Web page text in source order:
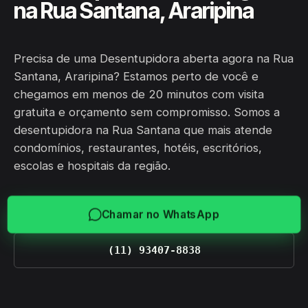
na Rua Santana, Araripina
Precisa de uma Desentupidora aberta agora na Rua
Santana, Araripina? Estamos perto de você e
chegamos em menos de 20 minutos com visita
gratuita e orçamento sem compromisso. Somos a
desentupidora na Rua Santana que mais atende
condomínios, restaurantes, hotéis, escritórios,
escolas e hospitais da região.
Chamar no WhatsApp
(11) 93407-8838